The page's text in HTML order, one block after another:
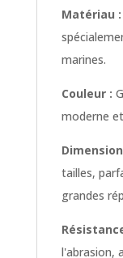
Matériau :
marines.
Couleur :
moderne
tailles,
grandes
l'abrasion,